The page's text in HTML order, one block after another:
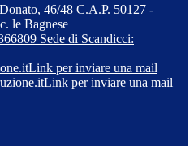
46/48 C.A.P. 50127 -
le Bagnese
Sede di Scandicci:
Link per inviare una mail
Link per inviare una mail